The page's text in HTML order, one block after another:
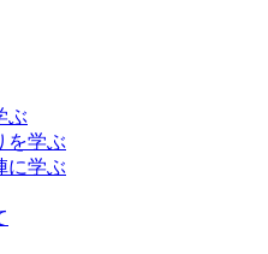
ぶ
を学ぶ
に学ぶ